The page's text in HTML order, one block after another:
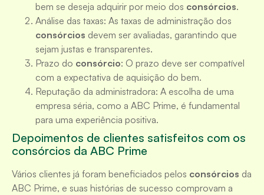
bem se deseja adquirir por meio dos consórcios.
Análise das taxas: As taxas de administração dos
consórcios devem ser avaliadas, garantindo que
sejam justas e transparentes.
Prazo do consórcio: O prazo deve ser compatível
com a expectativa de aquisição do bem.
Reputação da administradora: A escolha de uma
empresa séria, como a ABC Prime, é fundamental
para uma experiência positiva.
Depoimentos de clientes satisfeitos com os
consórcios da ABC Prime
Vários clientes já foram beneficiados pelos consórcios da
ABC Prime, e suas histórias de sucesso comprovam a